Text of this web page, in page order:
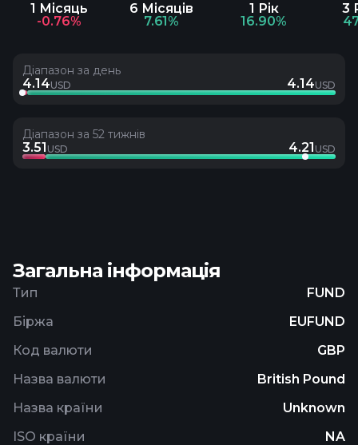
1 Місяць
-0.76%
6 Місяців
7.61%
1 Рік
16.90%
3
Діапазон за день
4.14USD 4.14USD
Діапазон за 52 тижнів
3.51 USD 4.21 USD
Загальна інформація
Тип
FUND
Біржа
EUFUND
Код валюти
GBP
Назва валюти
British Pound
Назва країни
Unknown
ISO країни
NA